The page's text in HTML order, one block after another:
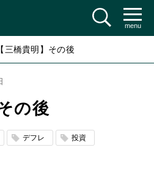
menu
【三橋貴明】その後
の後
デフレ 投資